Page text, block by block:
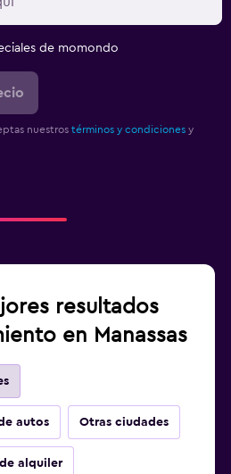
de momondo
nuestros términos y condiciones y
resultados
en Manassas
autos Otras ciudades
alquiler